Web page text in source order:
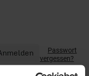
Passwort
vergessen?